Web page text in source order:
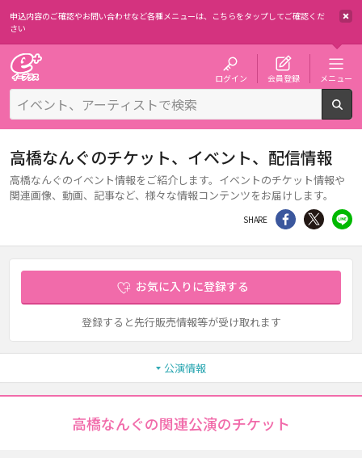
申込内容のご確認やお問い合わせなど各種メニューは、 こちらをタップしてご確認くだ
さい
ログイン 会員登録 メニュー
高橋なんぐのチケット、イベント、配信情報
高橋なんぐのイベント情報をご紹介します。イベントのチケット情報や
関連画像、動画、記事など、様々な情報コンテンツをお届けします。
SHARE シェア Twitter
お気に入りに登録する
登録すると先行販売情報等が受け取れます
公演情報
高橋なんぐの関連公演のチケット